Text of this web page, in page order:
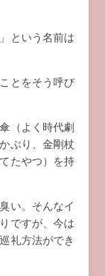
という名前は
とをそう呼び
（よく時代劇
ぶり、金剛杖
たやつ）を持
い。そんなイ
ですが、今は
礼方法ができ